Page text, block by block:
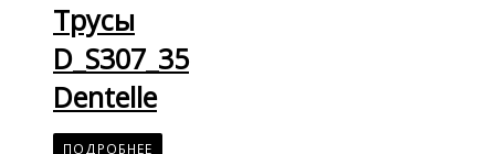
Трусы
D_S307_35
Dentelle
ПОДРОБНЕЕ